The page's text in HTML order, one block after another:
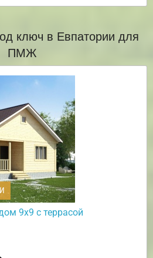
ключ в Евпатории для
ПМЖ
9х9 с террасой